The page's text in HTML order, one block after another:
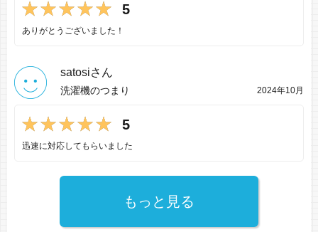
5
ありがとうございました！
satosiさん
洗濯機のつまり 2024年10月
5
迅速に対応してもらいました
もっと見る